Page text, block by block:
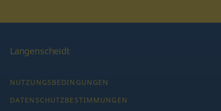
Langenscheidt
NUTZUNGSBEDINGUNGEN
DATENSCHUTZBESTIMMUNGEN